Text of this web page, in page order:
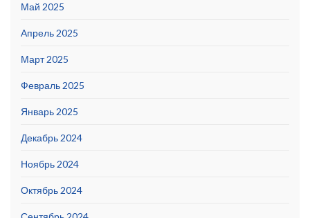
Май 2025
Апрель 2025
Март 2025
Февраль 2025
Январь 2025
Декабрь 2024
Ноябрь 2024
Октябрь 2024